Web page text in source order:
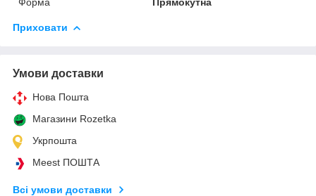
Приховати
Умови доставки
Нова Пошта
Магазини Rozetka
Укрпошта
Meest ПОШТА
Всі умови доставки